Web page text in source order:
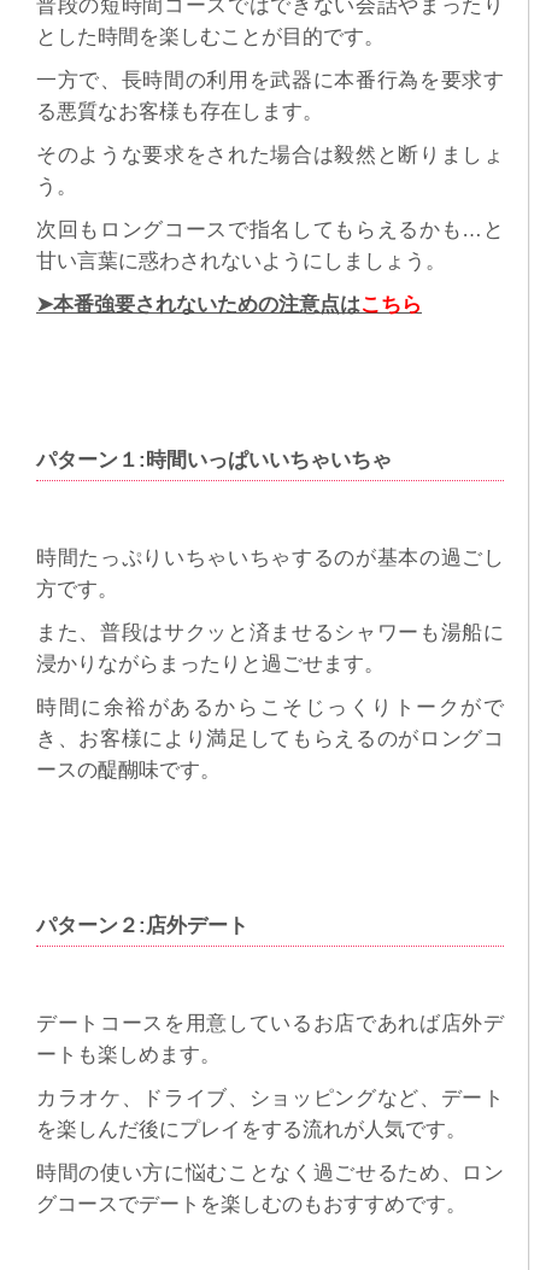
普段の短時間コースではできない会話やまったり
とした時間を楽しむことが目的です。
一方で、長時間の利用を武器に本番行為を要求す
る悪質なお客様も存在します。
そのような要求をされた場合は毅然と断りましょ
う。
次回もロングコースで指名してもらえるかも…と
甘い言葉に惑わされないようにしましょう。
➤本番強要されないための注意点はこちら
パターン１:時間いっぱいいちゃいちゃ
時間たっぷりいちゃいちゃするのが基本の過ごし
方です。
また、普段はサクッと済ませるシャワーも湯船に
浸かりながらまったりと過ごせます。
時間に余裕があるからこそじっくりトークがで
き、お客様により満足してもらえるのがロングコ
ースの醍醐味です。
パターン２:店外デート
デートコースを用意しているお店であれば店外デ
ートも楽しめます。
カラオケ、ドライブ、ショッピングなど、デート
を楽しんだ後にプレイをする流れが人気です。
時間の使い方に悩むことなく過ごせるため、ロン
グコースでデートを楽しむのもおすすめです。